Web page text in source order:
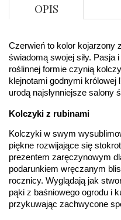
:
Szlif
diamentów :
Liczba
diamentów
(łącznie):
Masa
diamentów
Barwa:
POZOSTAŁE KAMIENIE
Rodzaje
kamieni:
Liczba kamieni :
Szlif kamieni:
Masa kamieni
OPIS
Czerwień to kolor kojarzony
świadomą swojej siły. Pasja
roślinnej formie czynią
klejnotami godnymi królowej
urodą najsłynniejsze salony
Kolczyki z rubinami
Kolczyki w swym
piękne rozwijające się
prezentem zaręczynowym
podarunkiem wręczanym
rocznicy. Wyglądają jak
pąki z baśniowego ogrodu i
przykuwając zachwycone